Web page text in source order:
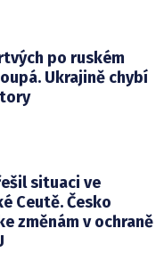
po ruském
Ukrajině chybí
situaci ve
Ceutě. Česko
změnám v ochraně